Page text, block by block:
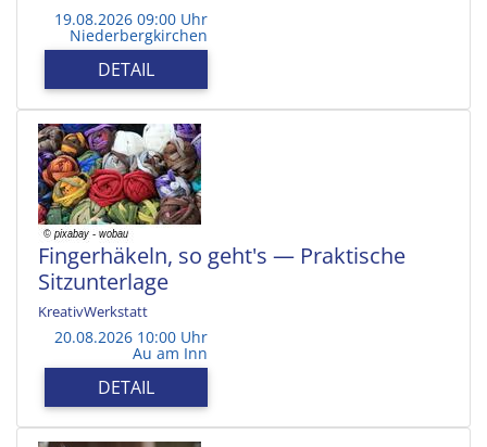
19.08.2026 09:00 Uhr
Niederbergkirchen
DETAIL
Fingerhäkeln, so geht's — Praktische
Sitzunterlage
KreativWerkstatt
20.08.2026 10:00 Uhr
Au am Inn
DETAIL